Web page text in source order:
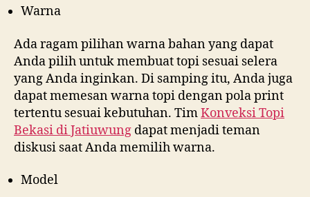
Warna
Ada ragam pilihan warna bahan yang dapat
Anda pilih untuk membuat topi sesuai selera
yang Anda inginkan. Di samping itu, Anda juga
dapat memesan warna topi dengan pola print
tertentu sesuai kebutuhan. TimKonveksi Topi
Bekasi diJatiuwung dapat menjadi teman
diskusi saat Anda memilih warna.
Model